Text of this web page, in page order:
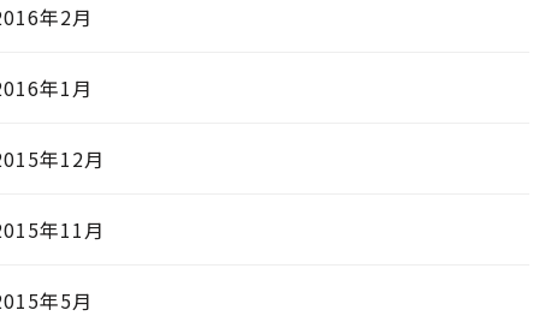
年2月
年1月
年12月
年11月
年5月